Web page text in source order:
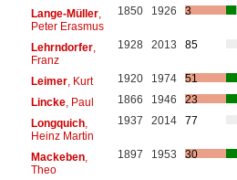
Lange-Müller,
Peter Erasmus
1850 1926 3
Lehrndorfer,
Franz
1928 2013 85
Leimer, Kurt 1920 1974
51
Lincke, Paul 1866 1946
23
Longquich,
Heinz Martin
1937 2014 77
Mackeben,
Theo
1897 1953 30